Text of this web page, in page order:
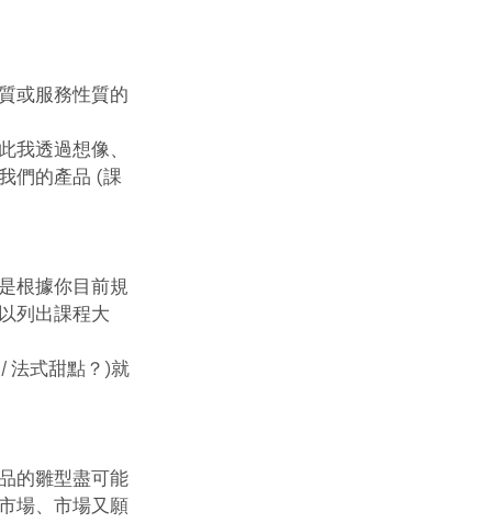
或服務性質的
我透過想像、
們的產品 (課
根據你目前規
列出課程大
法式甜點？)就
的雛型盡可能
場、市場又願